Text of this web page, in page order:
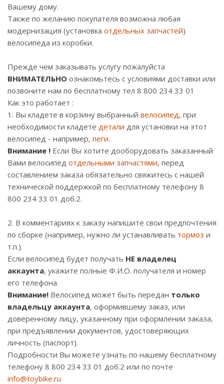
Вашему дому.
Также по желанию покупателя возможна любая
модернизация (установка отдельных запчастей)
велосипеда из коробки.
Прежде чем заказывать услугу пожалуйста
ВНИМАТЕЛЬНО ознакомьтесь с условиями доставки или
позвоните нам по бесплатному тел 8 800 234 33 01
Как это работает :
1. Вы кладете в корзину выбранный велосипед, при
необходимости кладете детали для установки на этот
велосипед - например, пеги.
Внимание ! Если Вы хотите дооборудовать заказанный
Вами велосипед отдельными запчастями, перед
составлением заказа обязательно свяжитесь с нашей
технической поддержкой по бесплатному телефону 8
800 234 33 01 доб.2.
2. В комментариях к заказу напишите свои предпочтения
по сборке (например, нужно ли устанавливать тормоз и
т.п.).
Если велосипед будет получать НЕ владелец
аккаунта, укажите полные Ф.И.О. получателя и номер
его телефона.
Внимание! Велосипед может быть передан только
владельцу аккаунта, оформившему заказ, или
доверенному лицу, указанному при оформлении заказа,
при предъявлении документов, удостоверяющих
личность (паспорт).
Подробности Вы можете узнать по нашему бесплатному
телефону 8 800 234 33 01 доб.2 или по почте
info@toybike.ru